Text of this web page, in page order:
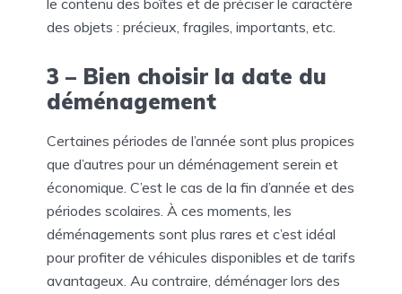
des objets : précieux, fragiles, importants, etc.
3 – Bien choisir la date du
déménagement
Certaines périodes de l’année sont plus propices
que d’autres pour un déménagement serein et
économique. C’est le cas de la fin d’année et des
périodes scolaires. À ces moments, les
déménagements sont plus rares et c’est idéal
pour profiter de véhicules disponibles et de tarifs
avantageux. Au contraire, déménager lors des